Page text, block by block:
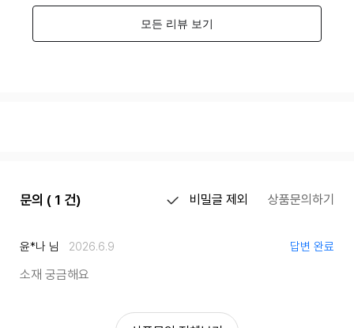
문의 ( 1 건) 비밀글 제외 상품문의하기
윤*나 님 2026.6.9 답변 완료
소재 궁금해요